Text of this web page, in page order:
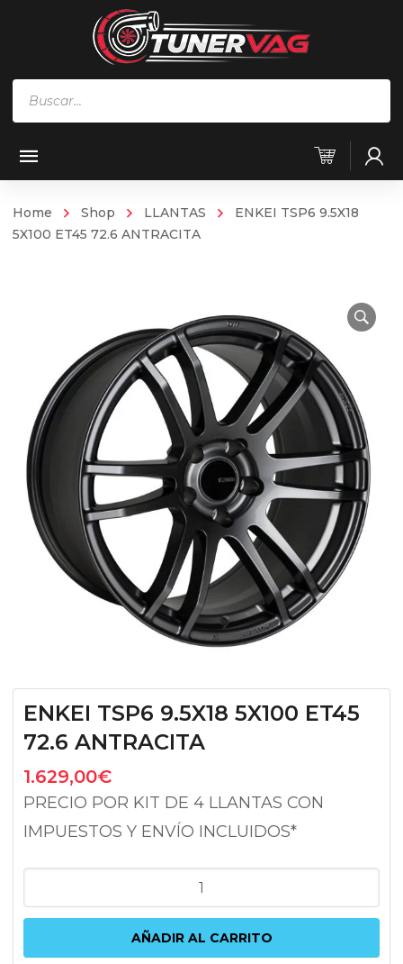
Home Shop LLANTAS
ENKEI TSP6 9.5X18
5X100 ET45 72.6 ANTRACITA
ENKEI TSP6 9.5X18 5X100 ET45
72.6 ANTRACITA
1.629,00€
PRECIO POR KIT DE 4 LLANTAS CON
IMPUESTOS Y ENVÍO INCLUIDOS*
TSP6
5X100
AÑADIR AL CARRITO